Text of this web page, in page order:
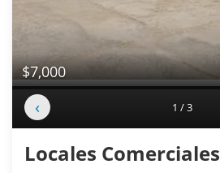
$7,000
‹ 1 / 3
Locales Comerciales